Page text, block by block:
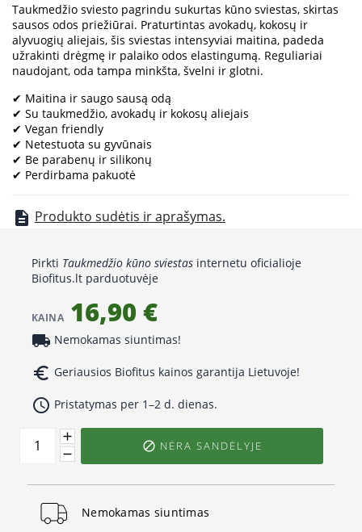
Taukmedžio sviesto pagrindu sukurtas kūno sviestas, skirtas
sausos odos priežiūrai. Praturtintas avokadų, kokosų ir
alyvuogių aliejais, šis sviestas intensyviai maitina, padeda
užrakinti drėgmę ir palaiko odos elastingumą. Reguliariai
naudojant, oda tampa minkšta, švelni ir glotni.
✔ Maitina ir saugo sausą odą
✔ Su taukmedžio, avokadų ir kokosų aliejais
✔ Vegan friendly
✔ Netestuota su gyvūnais
✔ Be parabenų ir silikonų
✔ Perdirbama pakuotė
description Produkto sudėtis ir aprašymas.
Pirkti Taukmedžio kūno sviestas internetu oficialioje
Biofitus.lt parduotuvėje
KAINA 16,90 €
local_shipping Nemokamas siuntimas!
euro_symbol Geriausios Biofitus kainos garantija Lietuvoje!
access_time Pristatymas per 1–2 d. dienas.
 NĖRA SANDĖLYJE
Nemokamas siuntimas